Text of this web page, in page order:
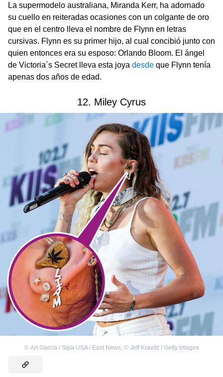
La supermodelo australiana, Miranda Kerr, ha adornado
su cuello en reiteradas ocasiones con un colgante de oro
que en el centro lleva el nombre de Flynn en letras
cursivas. Flynn es su primer hijo, al cual concibió junto con
quien entonces era su esposo: Orlando Bloom. El ángel
de Victoria´s Secret lleva esta joya desde que Flynn tenía
apenas dos años de edad.
12. Miley Cyrus
© Art Garcia / Sipa USA / East News, © Jeff Kravitz / Getty Images